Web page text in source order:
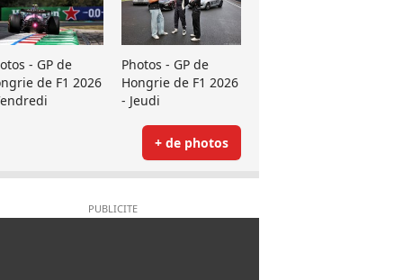
- GP de
de F1 2026
Photos - GP de
Hongrie de F1 2026
- Jeudi
+ de photos